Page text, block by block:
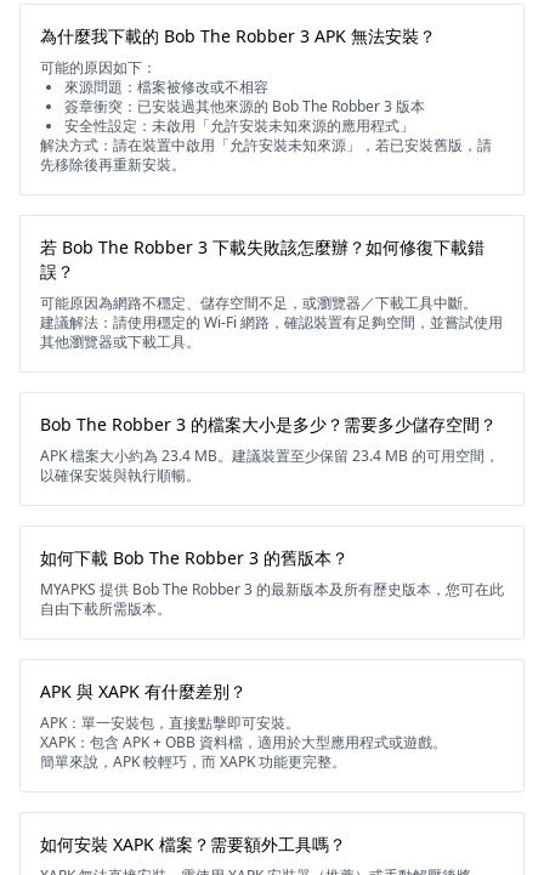
為什麼我下載的 Bob The Robber 3 APK 無法安裝？
可能的原因如下：
來源問題：檔案被修改或不相容
簽章衝突：已安裝過其他來源的 Bob The Robber 3 版本
安全性設定：未啟用「允許安裝未知來源的應用程式」
解決方式：請在裝置中啟用「允許安裝未知來源」，若已安裝舊版，請
先移除後再重新安裝。
若 Bob The Robber 3 下載失敗該怎麼辦？如何修復下載錯
誤？
可能原因為網路不穩定、儲存空間不足，或瀏覽器／下載工具中斷。
建議解法：請使用穩定的 Wi-Fi 網路，確認裝置有足夠空間，並嘗試使用
其他瀏覽器或下載工具。
Bob The Robber 3 的檔案大小是多少？需要多少儲存空間？
APK 檔案大小約為 23.4 MB。建議裝置至少保留 23.4 MB 的可用空間，
以確保安裝與執行順暢。
如何下載 Bob The Robber 3 的舊版本？
MYAPKS 提供 Bob The Robber 3 的最新版本及所有歷史版本，您可在此
自由下載所需版本。
APK 與 XAPK 有什麼差別？
APK：單一安裝包，直接點擊即可安裝。
XAPK：包含 APK + OBB 資料檔，適用於大型應用程式或遊戲。
簡單來說，APK 較輕巧，而 XAPK 功能更完整。
如何安裝 XAPK 檔案？需要額外工具嗎？